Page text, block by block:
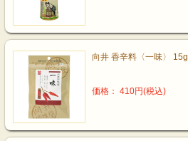
向井 香辛料〈一味〉 15g
価格： 410円(税込)